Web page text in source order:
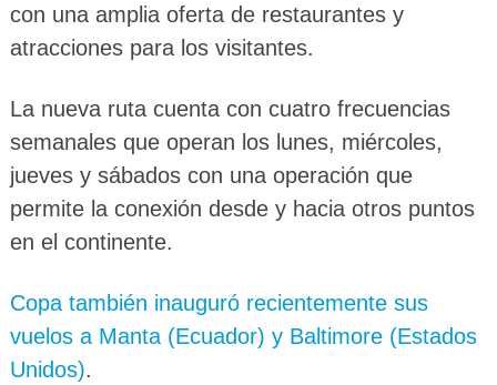
con una amplia oferta de restaurantes y
atracciones para los visitantes.
La nueva ruta cuenta con cuatro frecuencias
semanales que operan los lunes, miércoles,
jueves y sábados con una operación que
permite la conexión desde y hacia otros puntos
en el continente.
Copa también inauguró recientemente sus
vuelos a Manta (Ecuador) y Baltimore (Estados
Unidos).